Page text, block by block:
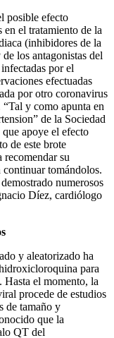
posible efecto
en el tratamiento de la
(inhibidores de la
los antagonistas del
por el
efectuadas
por otro coronavirus
y como apunta en
de la Sociedad
apoye el efecto
de este brote
su
continuar tomándolos.
numerosos
Díez, cardiólogo
y aleatorizado ha
para
el momento, la
procede de estudios
de tamaño y
que la
QT del